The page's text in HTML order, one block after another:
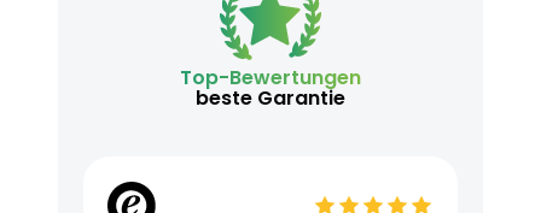
Top-Bewertungen
beste Garantie